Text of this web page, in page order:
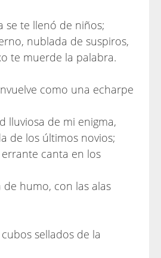
se te llenó de niños;
nublada de suspiros,
te muerde la palabra.
como una echarpe
lluviosa de mi enigma,
de los últimos novios;
canta en los
humo, con las alas
sellados de la